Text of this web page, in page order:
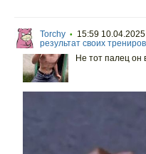
Torchy • 15:59 10.04.2025
результат своих
Не тот палец он